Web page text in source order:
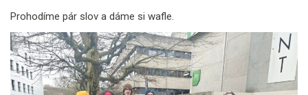
Prohodíme pár slov a dáme si wafle.